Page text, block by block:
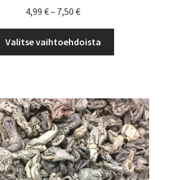
4,99 €– 7,50 €Hintaluokka:
4,99 €
-
7,50 €
Valitse vaihtoehdoista
Voit
tehdä
valinnat
tuotteen
sivulla.